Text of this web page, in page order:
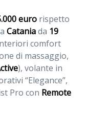
euro rispetto
Cataniada 19
comfort
di massaggio,
), volante in
“Elegance”,
Pro con Remote